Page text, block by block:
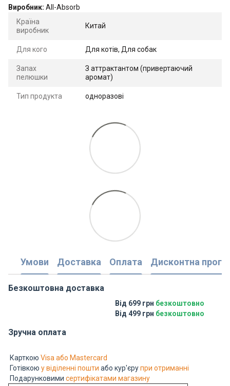
Виробник: All-Absorb
Країна
виробник
Китай
Для кого Для котів, Для собак
Запах
пелюшки
З аттрактантом (привертаючий
аромат)
Тип продукта одноразові
Умови Доставка Оплата Дисконтна
Безкоштовна доставка
Від 699 грн безкоштовно
Від 499 грн безкоштовно
Зручна оплата
Карткою Visa або Mastercard
Готівкою у віділенні пошти або кур'єрупри отриманні
Подарунковими сертифікатами магазину